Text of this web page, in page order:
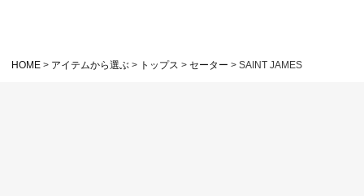
HOME アイテムから選ぶ トップス セーター SAINT JAMES